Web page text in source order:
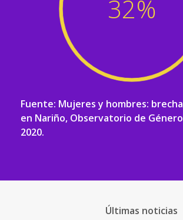
32%
Fuente: Mujeres y hombres:
en Nariño, Observatorio de
2020.
Últimas noticias